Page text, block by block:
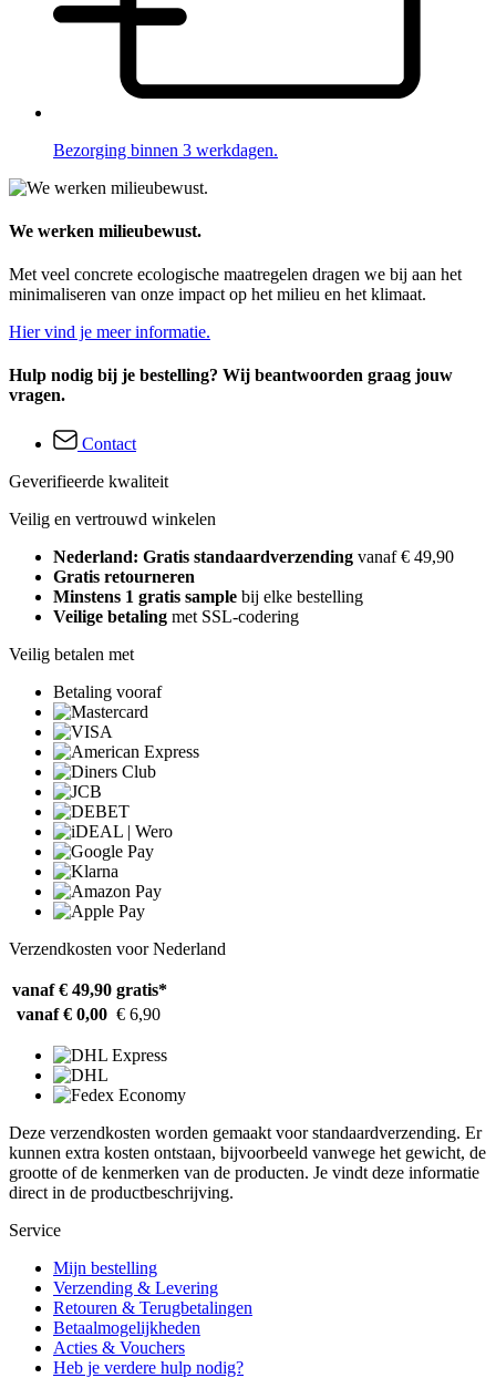
Bezorging binnen 3 werkdagen.
We werken milieubewust.
Met veel concrete ecologische maatregelen dragen we bij aan het
minimaliseren van onze impact op het milieu en het klimaat.
Hier vind je meer informatie.
Hulp nodig bij je bestelling? Wij beantwoorden graag jouw
vragen.
Contact
Geverifieerde kwaliteit
Veilig en vertrouwd winkelen
Nederland: Gratis standaardverzending vanaf € 49,90
Gratis retourneren
Minstens 1 gratis sample bij elke bestelling
Veilige betaling met SSL-codering
Veilig betalen met
Betaling vooraf
Verzendkosten voor Nederland
vanaf € 49,90 gratis*
vanaf € 0,00 € 6,90
Deze verzendkosten worden gemaakt voor standaardverzending. Er
kunnen extra kosten ontstaan, bijvoorbeeld vanwege het gewicht, de
grootte of de kenmerken van de producten. Je vindt deze informatie
direct in de productbeschrijving.
Service
Mijn bestelling
Verzending & Levering
Retouren & Terugbetalingen
Betaalmogelijkheden
Acties & Vouchers
Heb je verdere hulp nodig?